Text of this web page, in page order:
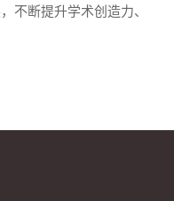
不断提升学术创造力、